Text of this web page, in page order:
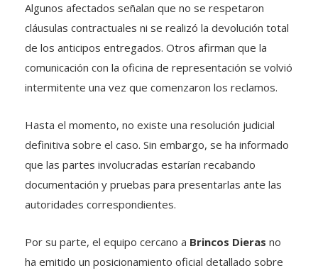
Algunos afectados señalan que no se respetaron
cláusulas contractuales ni se realizó la devolución total
de los anticipos entregados. Otros afirman que la
comunicación con la oficina de representación se volvió
intermitente una vez que comenzaron los reclamos.
Hasta el momento, no existe una resolución judicial
definitiva sobre el caso. Sin embargo, se ha informado
que las partes involucradas estarían recabando
documentación y pruebas para presentarlas ante las
autoridades correspondientes.
Por su parte, el equipo cercano a Brincos Dieras no
ha emitido un posicionamiento oficial detallado sobre